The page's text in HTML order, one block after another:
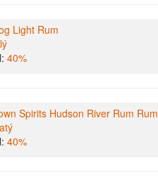
Light Rum
40%
Spirits Hudson River Rum Rum
40%